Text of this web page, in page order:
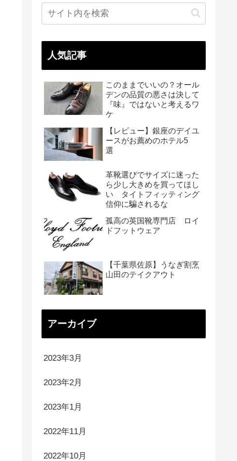
人気記事
このままでいいの？オール
デンの品質の悪さは決して
『味』ではないと考えるワ
ケ
【レビュー】銀座のデイユ
ースがお薦めのホテル5
選
革靴選びでサイズに迷った
ら少し大きめを買ってほし
い タイトフィッティング
信仰に騙されるな
孤高の英国靴専門店 ロイ
ドフットウェア
【千葉県佐原】うなぎ割烹
山田のテイクアウト
アーカイブ
2023年3月
2023年2月
2023年1月
2022年11月
2022年10月